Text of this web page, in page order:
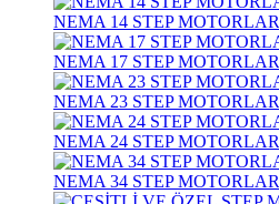
NEMA 14 STEP MOTORLAR
NEMA 17 STEP MOTORLAR
NEMA 23 STEP MOTORLAR
NEMA 24 STEP MOTORLAR
NEMA 34 STEP MOTORLAR